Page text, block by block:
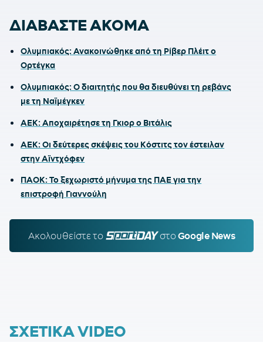
ΔΙΑΒΑΣΤΕ ΑΚΟΜΑ
Ολυμπιακός: Ανακοινώθηκε από τη Ρίβερ Πλέιτ ο
Ορτέγκα
Ολυμπιακός: Ο διαιτητής που θα διευθύνει τη ρεβάνς
με τη Ναϊμέγκεν
ΑΕΚ: Αποχαιρέτησε τη Γκιορ ο Βιτάλις
ΑΕΚ: Οι δεύτερες σκέψεις του Κόστιτς τον έστειλαν
στην Αϊντχόφεν
ΠΑΟΚ: Το ξεχωριστό μήνυμα της ΠΑΕ για την
επιστροφή Γιαννούλη
Ακολουθείστε τo SPORTDAY.GR
στοGoogle News
ΣΧΕΤΙΚΑ VIDEO